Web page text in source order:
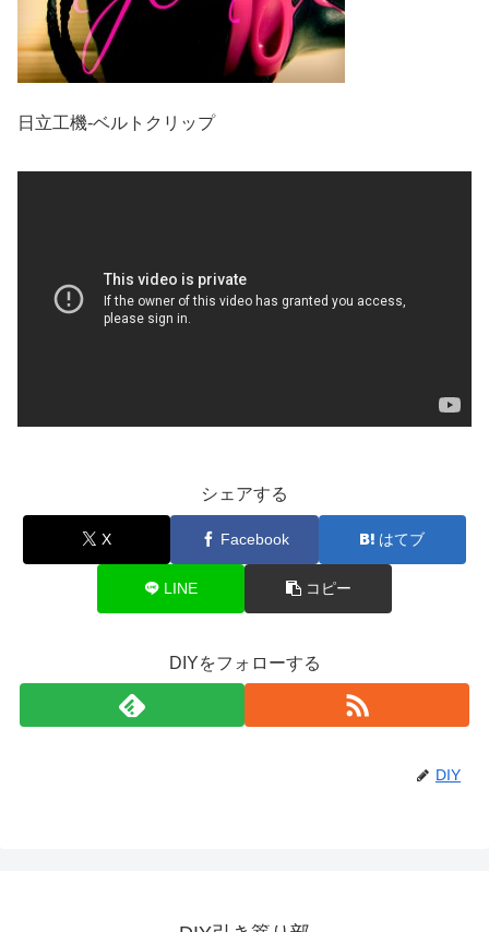
日立工機-ベルトクリップ
シェアする
X Facebook はてブ
LINE コピー
DIYをフォローする
DIY